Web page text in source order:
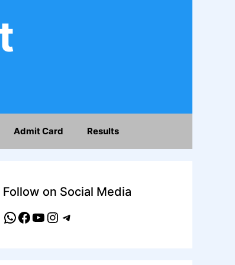
Admit Card Results
Follow on Social Media
WhatsApp
Facebook
YouTube
Instagram
Telegram